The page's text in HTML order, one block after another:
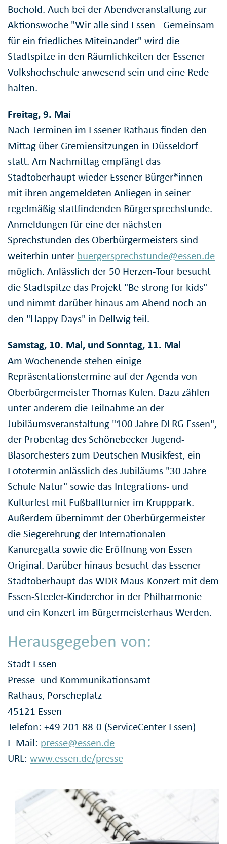
Bochold. Auch bei der Abendveranstaltung zur
Aktionswoche "Wir alle sind Essen - Gemeinsam
für ein friedliches Miteinander" wird die
Stadtspitze in den Räumlichkeiten der Essener
Volkshochschule anwesend sein und eine Rede
halten.
Freitag, 9. Mai
Nach Terminen im Essener Rathaus finden den
Mittag über Gremiensitzungen in Düsseldorf
statt. Am Nachmittag empfängt das
Stadtoberhaupt wieder Essener Bürger*innen
mit ihren angemeldeten Anliegen in seiner
regelmäßig stattfindenden Bürgersprechstunde.
Anmeldungen für eine der nächsten
Sprechstunden des Oberbürgermeisters sind
weiterhin unter buergersprechstunde@essen.de
möglich. Anlässlich der 50 Herzen-Tour besucht
die Stadtspitze das Projekt "Be strong for kids"
und nimmt darüber hinaus am Abend noch an
den "Happy Days" in Dellwig teil.
Samstag, 10. Mai, und Sonntag, 11. Mai
Am Wochenende stehen einige
Repräsentationstermine auf der Agenda von
Oberbürgermeister Thomas Kufen. Dazu zählen
unter anderem die Teilnahme an der
Jubiläumsveranstaltung "100 Jahre DLRG Essen",
der Probentag des Schönebecker Jugend-
Blasorchesters zum Deutschen Musikfest, ein
Fototermin anlässlich des Jubiläums "30 Jahre
Schule Natur" sowie das Integrations- und
Kulturfest mit Fußballturnier im Krupppark.
Außerdem übernimmt der Oberbürgermeister
die Siegerehrung der Internationalen
Kanuregatta sowie die Eröffnung von Essen
Original. Darüber hinaus besucht das Essener
Stadtoberhaupt das WDR-Maus-Konzert mit dem
Essen-Steeler-Kinderchor in der Philharmonie
und ein Konzert im Bürgermeisterhaus Werden.
Herausgegeben von:
Stadt Essen
Presse- und Kommunikationsamt
Rathaus, Porscheplatz
45121 Essen
Telefon: +49 201 88-0 (ServiceCenter Essen)
E-Mail: presse@essen.de
URL: www.essen.de/presse